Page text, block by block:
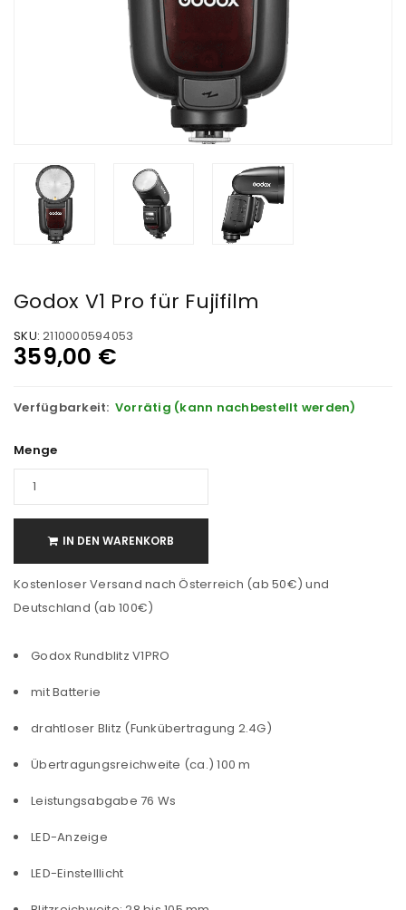
Godox V1 Pro für Fujifilm
SKU: 2110000594053
359,00 €
Verfügbarkeit: Vorrätig (kann nachbestellt werden)
Menge
IN DEN WARENKORB
Kostenloser Versand nach Österreich (ab 50€) und
Deutschland (ab 100€)
Godox Rundblitz V1PRO
mit Batterie
drahtloser Blitz (Funkübertragung 2.4G)
Übertragungsreichweite (ca.) 100 m
Leistungsabgabe 76 Ws
LED-Anzeige
LED-Einstelllicht